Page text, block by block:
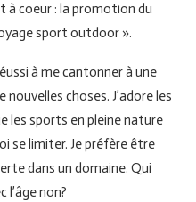
coeur : la promotion du
sport outdoor ».
à me cantonner à une
nouvelles choses. J’adore les
les sports en pleine nature
se limiter. Je préfère être
dans un domaine. Qui
non?